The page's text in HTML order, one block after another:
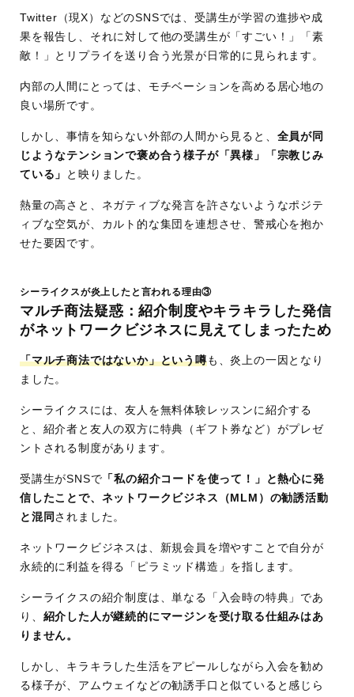
Twitter（現X）などのSNSでは、受講生が学習の進捗や成
果を報告し、それに対して他の受講生が「すごい！」「素
敵！」とリプライを送り合う光景が日常的に見られます。
内部の人間にとっては、モチベーションを高める居心地の
良い場所です。
しかし、事情を知らない外部の人間から見ると、 全員が同
じようなテンションで褒め合う様子が「異様」「宗教じみ
ている」
と映りました。
熱量の高さと、ネガティブな発言を許さないようなポジテ
ィブな空気が、カルト的な集団を連想させ、警戒心を抱か
せた要因です。
シーライクスが炎上したと言われる理由③
マルチ商法疑惑：紹介制度やキラキラした発信
がネットワークビジネスに見えてしまったため
「マルチ商法ではないか」という噂も、炎上の一因となり
ました。
シーライクスには、友人を無料体験レッスンに紹介する
と、紹介者と友人の双方に特典（ギフト券など）がプレゼ
ントされる制度があります。
受講生がSNSで 「私の紹介コードを使って！」と熱心に発
信したことで、ネットワークビジネス（MLM）の勧誘活動
と混同 されました。
ネットワークビジネスは、新規会員を増やすことで自分が
永続的に利益を得る「ピラミッド構造」を指します。
シーライクスの紹介制度は、単なる「入会時の特典」であ
り、 紹介した人が継続的にマージンを受け取る仕組みはあ
りません。
しかし、キラキラした生活をアピールしながら入会を勧め
る様子が、アムウェイなどの勧誘手口と似ていると感じら